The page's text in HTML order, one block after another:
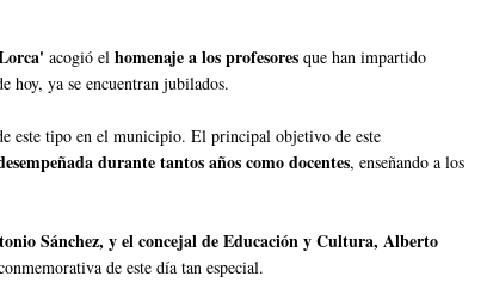
acogió el homenaje a los profesores que han impartido
hoy, ya se encuentran jubilados.
este tipo en el municipio. El principal objetivo de este
durante tantos años como docentes, enseñando a los
Sánchez, y el concejal de Educación y Cultura, Alberto
de este día tan especial.